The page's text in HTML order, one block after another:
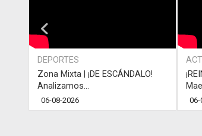
DEPORTES
Zona Mixta | ¡DE ESCÁNDALO!
Analizamos...
06-08-2026 06-